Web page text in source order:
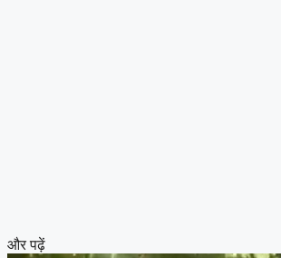
और पढ़ें